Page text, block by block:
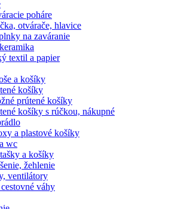
poháre
otvárače, hlavice
na zaváranie
textil a papier
a košíky
košíky
prútené košíky
košíky s rúčkou, nákupné
a plastové košíky
wc
a košíky
žehlenie
ventilátory
váhy